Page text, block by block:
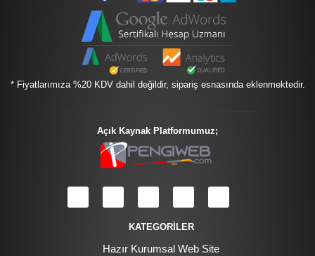
* Fiyatlarımıza %20 KDV dahil değildir, sipariş esnasında eklenmektedir.
Açık Kaynak Platformumuz;
KATEGORİLER
Hazır Kurumsal Web Site